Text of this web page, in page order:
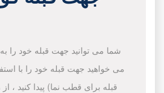
شما می توانید جهت قبله خود را
می خواهید جهت قبله خود را با
قبله برای قطب نما) پیدا کنید ، از